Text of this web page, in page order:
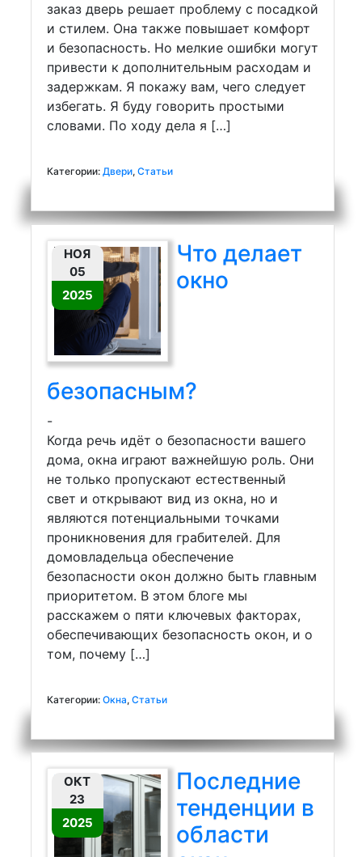
заказ дверь решает проблему с посадкой
и стилем. Она также повышает комфорт
и безопасность. Но мелкие ошибки могут
привести к дополнительным расходам и
задержкам. Я покажу вам, чего следует
избегать. Я буду говорить простыми
словами. По ходу дела я […]
Категории: Двери, Статьи
НОЯ
05
2025
Что делает
окно
безопасным?
-
Когда речь идёт о безопасности вашего
дома, окна играют важнейшую роль. Они
не только пропускают естественный
свет и открывают вид из окна, но и
являются потенциальными точками
проникновения для грабителей. Для
домовладельца обеспечение
безопасности окон должно быть главным
приоритетом. В этом блоге мы
расскажем о пяти ключевых факторах,
обеспечивающих безопасность окон, и о
том, почему […]
Категории: Окна, Статьи
ОКТ
23
2025
Последние
тенденции в
области